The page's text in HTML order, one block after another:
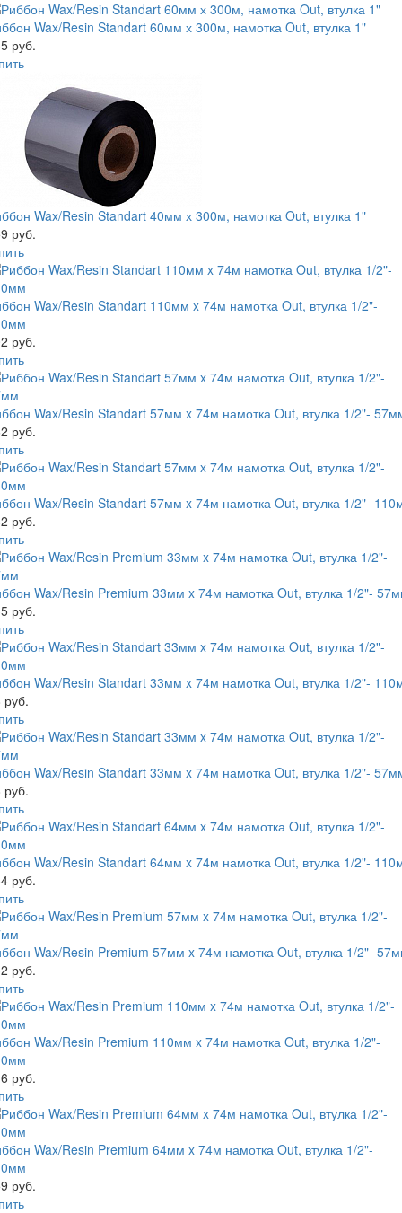
Wax/Resin Standart 60мм х 300м, намотка Out, втулка 1"
руб.
Wax/Resin Standart 40мм х 300м, намотка Out, втулка 1"
руб.
Wax/Resin Standart 110мм x 74м намотка Out, втулка 1/2"-
руб.
Wax/Resin Standart 57мм x 74м намотка Out, втулка 1/2"-
руб.
Wax/Resin Standart 57мм x 74м намотка Out, втулка 1/2"-
руб.
Wax/Resin Premium 33мм x 74м намотка Out, втулка 1/2"-
руб.
Wax/Resin Standart 33мм x 74м намотка Out, втулка 1/2"-
руб.
Wax/Resin Standart 33мм x 74м намотка Out, втулка 1/2"-
руб.
Wax/Resin Standart 64мм x 74м намотка Out, втулка 1/2"-
руб.
Wax/Resin Premium 57мм x 74м намотка Out, втулка 1/2"-
руб.
Wax/Resin Premium 110мм x 74м намотка Out, втулка 1/2"-
руб.
Wax/Resin Premium 64мм x 74м намотка Out, втулка 1/2"-
руб.